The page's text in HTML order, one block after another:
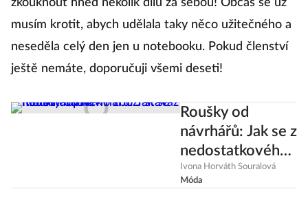
zkouknout hned několik dílů za sebou! Občas se už
musím krotit, abych udělala taky něco užitečného a
neseděla celý den jen u notebooku. Pokud členství
ještě nemáte, doporučuji všemi deseti!
Roušky od
návrhářů: Jak se z
nedostatkového
zboží stává
módní doplněk?
Ivona Horváth Souralová
Móda